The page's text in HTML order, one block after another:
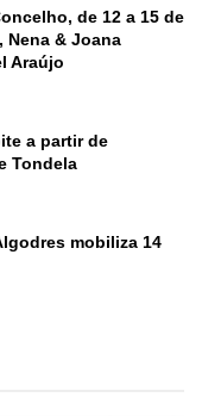
de 12 a 15 de
Nena & Joana
Araújo
a partir de
Tondela
mobiliza 14